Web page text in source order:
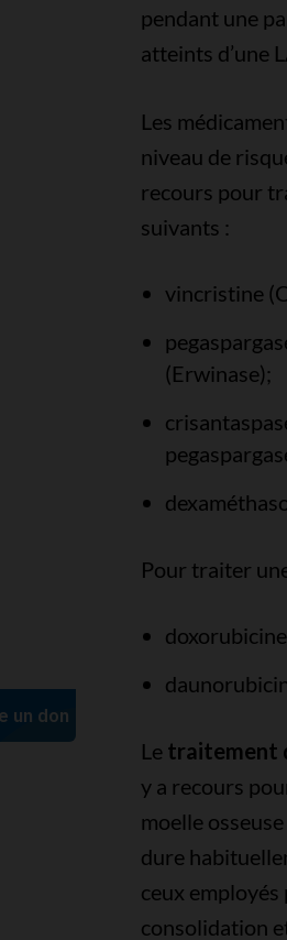
pendant une
atteints d’une
Les
niveau de
recours pour
suivants :
vincristine
(Erwinase);
Pour traiter
Le traitement
y a recours
moelle
dure
ceux
consolidation